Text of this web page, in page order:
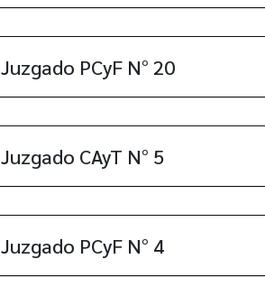
Juzgado PCyF N° 20
Juzgado CAyT N° 5
Juzgado PCyF N° 4